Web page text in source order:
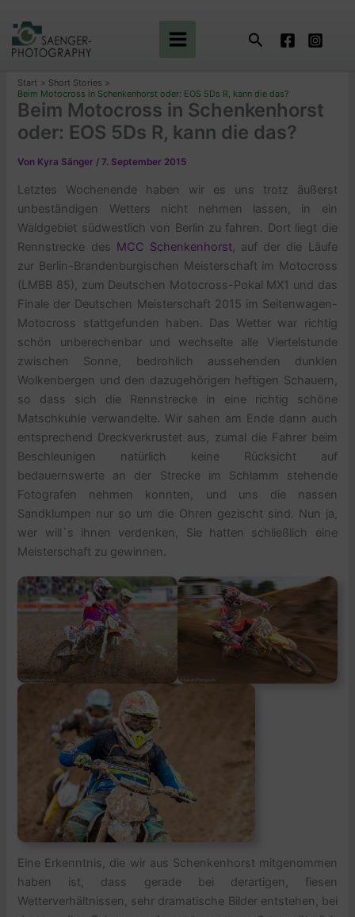
Inhalt
springen
Suchen
Start
Short Stories
Beim Motocross in Schenkenhorst oder: EOS 5Ds R, kann die das?
Beim Motocross in Schenkenhorst
oder: EOS 5Ds R, kann die das?
Von Kyra Sänger / 7. September 2015
Letztes Wochenende haben wir es uns trotz äußerst
unbeständigen Wetters nicht nehmen lassen, in ein
Waldgebiet südwestlich von Berlin zu fahren. Dort liegt die
Rennstrecke des MCC Schenkenhorst, auf der die Läufe
zur Berlin-Brandenburgischen Meisterschaft im Motocross
(LMBB 85), zum Deutschen Motocross-Pokal MX1 und das
Finale der Deutschen Meisterschaft 2015 im Seitenwagen-
Motocross stattgefunden haben. Das Wetter war richtig
schön unberechenbar und wechselte alle Viertelstunde
zwischen Sonne, bedrohlich aussehenden dunklen
Wolkenbergen und den dazugehörigen heftigen Schauern,
so dass sich die Rennstrecke in eine richtig schöne
Matschkuhle verwandelte. Wir sahen am Ende dann auch
entsprechend Dreckverkrustet aus, zumal die Fahrer beim
Beschleunigen natürlich keine Rücksicht auf
bedauernswerte an der Strecke im Schlamm stehende
Fotografen nehmen konnten, und uns die nassen
Sandklumpen nur so um die Ohren gezischt sind. Nun ja,
wer will`s ihnen verdenken, Sie hatten schließlich eine
Meisterschaft zu gewinnen.
Eine Erkenntnis, die wir aus Schenkenhorst mitgenommen
haben ist, dass gerade bei derartigen, fiesen
Wetterverhältnissen, sehr dramatische Bilder entstehen, bei